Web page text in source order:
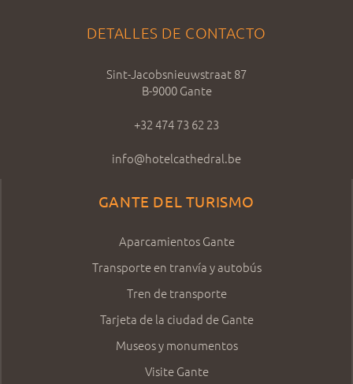
DETALLES DE CONTACTO
Sint-Jacobsnieuwstraat 87
B-9000 Gante
+32 474 73 62 23
info@hotelcathedral.be
GANTE DEL TURISMO
Aparcamientos Gante
Transporte en tranvía y autobús
Tren de transporte
Tarjeta de la ciudad de Gante
Museos y monumentos
Visite Gante